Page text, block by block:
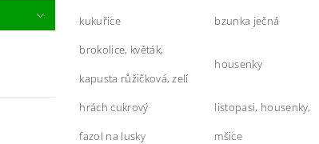
kukuřice bzunka ječná
brokolice, květák,
kapusta růžičková, zelí
housenky
hrách cukrový
fazol na lusky
listopasi, housenky,
mšice